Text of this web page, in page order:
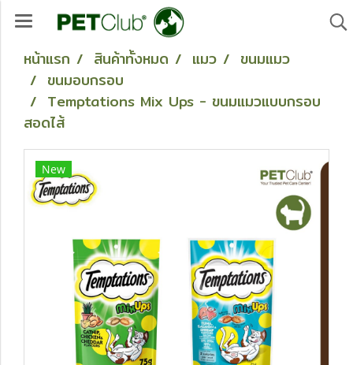
หน้าแรก สินค้าทั้งหมด แมว
ขนมแมว
ขนมอบกรอบ
Temptations Mix Ups - ขนมแมวแบบกรอบ
สอดไส้
New